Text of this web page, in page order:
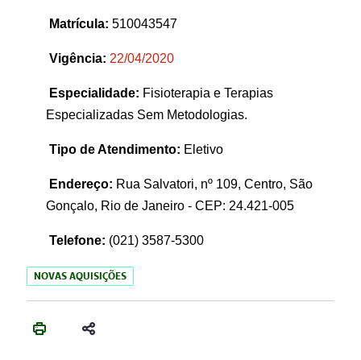
Matrícula: 510043547
Vigência: 22/04/2020
Especialidade: Fisioterapia e Terapias
Especializadas Sem Metodologias.
Tipo de Atendimento: Eletivo
Endereço: Rua Salvatori, nº 109, Centro, São
Gonçalo, Rio de Janeiro - CEP: 24.421-005
Telefone: (021) 3587-5300
NOVAS AQUISIÇÕES